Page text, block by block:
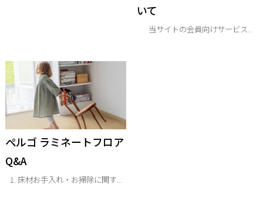
いて
当サイトの会員向けサービス...
ぺルゴ ラミネートフロア
Q&A
1. 床材お手入れ・お掃除に関す...